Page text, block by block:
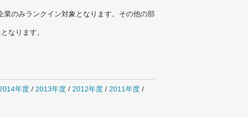
のみランクイン対象となります。その他の部
なります。
年度 / 2013年度 / 2012年度 / 2011年度 /